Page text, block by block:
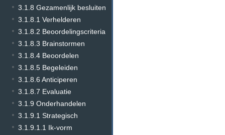
3.1.8 Gezamenlijk besluiten
3.1.8.1 Verhelderen
3.1.8.2 Beoordelingscriteria
3.1.8.3 Brainstormen
3.1.8.4 Beoordelen
3.1.8.5 Begeleiden
3.1.8.6 Anticiperen
3.1.8.7 Evaluatie
3.1.9 Onderhandelen
3.1.9.1 Strategisch
3.1.9.1.1 Ik-vorm